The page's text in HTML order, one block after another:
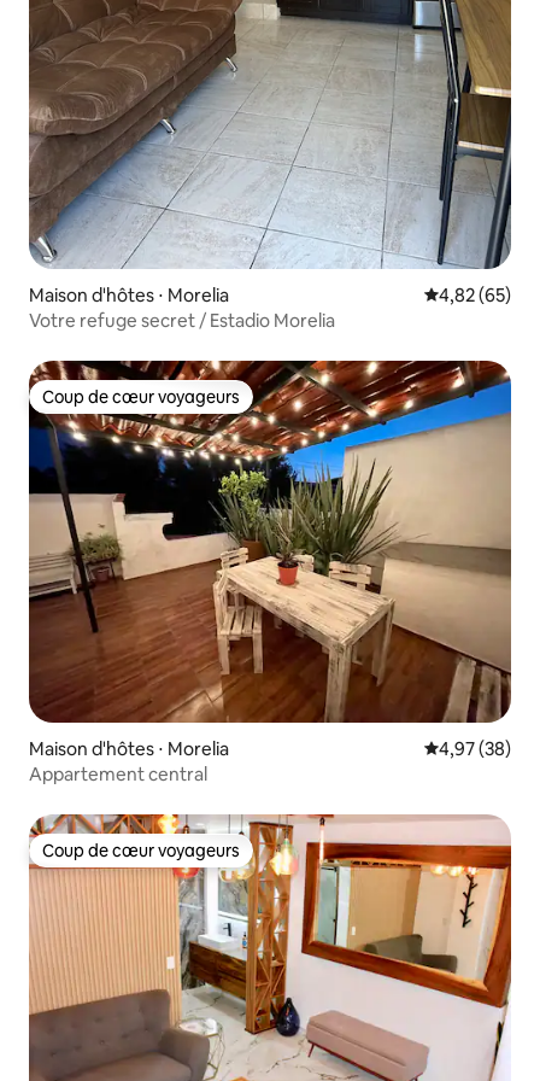
Maison d'hôtes ⋅ Morelia Évaluation
4,82 (65)
Votre refuge secret / Estadio Morelia
Coup de cœur voyageurs
Coup de cœur voyageurs
Maison d'hôtes ⋅ Morelia Évaluation
4,97 (38)
Appartement central
Coup de cœur voyageurs
Coup de cœur voyageurs